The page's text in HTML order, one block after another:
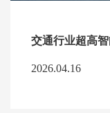
2026.04.16